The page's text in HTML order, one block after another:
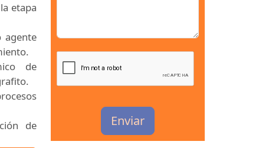
etapa
agente
de
de
Enviar